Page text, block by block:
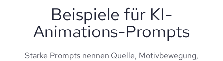
Beispiele für KI-
Animations-Prompts
Starke Prompts nennen Quelle, Motivbewegung,